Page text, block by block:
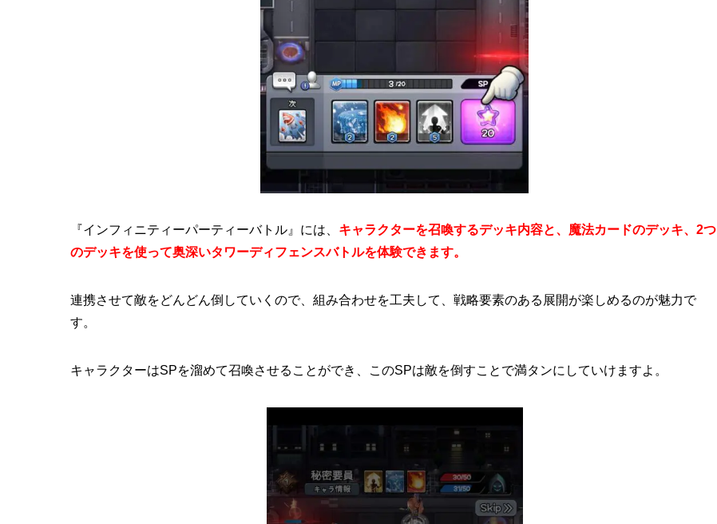
『インフィニティーパーティーバトル』には、 キャラクターを召喚するデッキ内容と、魔法カードのデッキ、2つ
のデッキを使って奥深いタワーディフェンスバトルを体験できます。
連携させて敵をどんどん倒していくので、組み合わせを工夫して、戦略要素のある展開が楽しめるのが魅力で
す。
キャラクターはSPを溜めて召喚させることができ、このSPは敵を倒すことで満タンにしていけますよ。